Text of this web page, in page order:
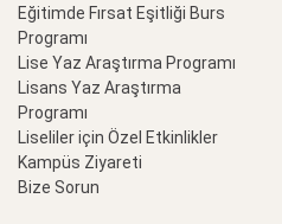
Eğitimde Fırsat Eşitliği Burs
Programı
Lise Yaz Araştırma Programı
Lisans Yaz Araştırma
Programı
Liseliler için Özel Etkinlikler
Kampüs Ziyareti
Bize Sorun